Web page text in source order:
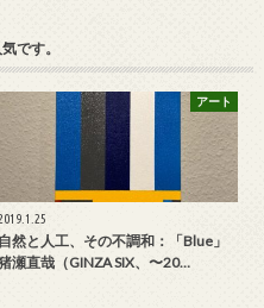
です。
アート
自然と人工、その不調和：「Blue」
瀬直哉（GINZA SIX、〜20…